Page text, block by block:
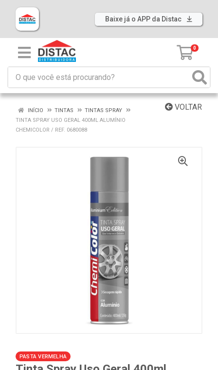
Baixe já o APP da Distac
0
VOLTAR
INÍCIO TINTAS
TINTAS SPRAY
TINTA SPRAY USO GERAL 400ML ALUMÍNIO
CHEMICOLOR / REF. 0680088
PASTA VERMELHA